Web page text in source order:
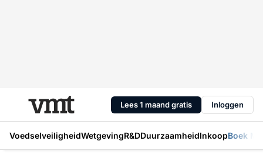
Lees 1 maand gratis Inloggen
VoedselveiligheidWetgevingR&DDuurzaamheidInkoopBoek